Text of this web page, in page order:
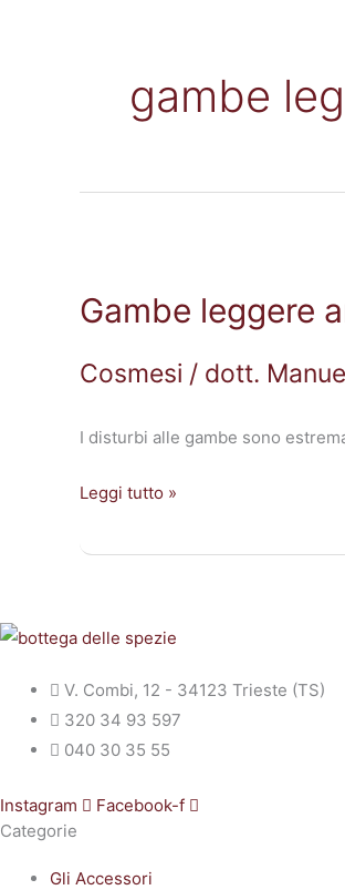
gambe
Gambe leggere
Cosmesi / dott.
I disturbi alle gambe sono
anche
estate
Leggi tutto »
V. Combi, 12 - 34123 Trieste (TS)
320 34 93 597
040 30 35 55
Instagram
Facebook-f
Categorie
Gli Accessori